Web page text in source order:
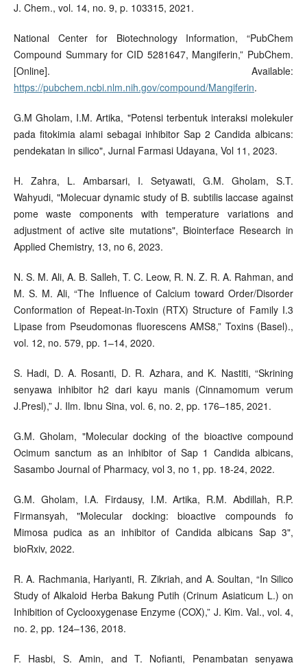
J. Chem., vol. 14, no. 9, p. 103315, 2021.
National Center for Biotechnology Information, “PubChem
Compound Summary for CID 5281647, Mangiferin,” PubChem.
[Online]. Available:
https://pubchem.ncbi.nlm.nih.gov/compound/Mangiferin.
G.M Gholam, I.M. Artika, "Potensi terbentuk interaksi molekuler
pada fitokimia alami sebagai inhibitor Sap 2 Candida albicans:
pendekatan in silico", Jurnal Farmasi Udayana, Vol 11, 2023.
H. Zahra, L. Ambarsari, I. Setyawati, G.M. Gholam, S.T.
Wahyudi, "Molecuar dynamic study of B. subtilis laccase against
pome waste components with temperature variations and
adjustment of active site mutations", Biointerface Research in
Applied Chemistry, 13, no 6, 2023.
N. S. M. Ali, A. B. Salleh, T. C. Leow, R. N. Z. R. A. Rahman, and
M. S. M. Ali, “The Influence of Calcium toward Order/Disorder
Conformation of Repeat-in-Toxin (RTX) Structure of Family I.3
Lipase from Pseudomonas fluorescens AMS8,” Toxins (Basel).,
vol. 12, no. 579, pp. 1–14, 2020.
S. Hadi, D. A. Rosanti, D. R. Azhara, and K. Nastiti, “Skrining
senyawa inhibitor h2 dari kayu manis (Cinnamomum verum
J.Presl),” J. Ilm. Ibnu Sina, vol. 6, no. 2, pp. 176–185, 2021.
G.M. Gholam, "Molecular docking of the bioactive compound
Ocimum sanctum as an inhibitor of Sap 1 Candida albicans,
Sasambo Journal of Pharmacy, vol 3, no 1, pp. 18-24, 2022.
G.M. Gholam, I.A. Firdausy, I.M. Artika, R.M. Abdillah, R.P.
Firmansyah, "Molecular docking: bioactive compounds fo
Mimosa pudica as an inhibitor of Candida albicans Sap 3",
bioRxiv, 2022.
R. A. Rachmania, Hariyanti, R. Zikriah, and A. Soultan, “In Silico
Study of Alkaloid Herba Bakung Putih (Crinum Asiaticum L.) on
Inhibition of Cyclooxygenase Enzyme (COX),” J. Kim. Val., vol. 4,
no. 2, pp. 124–136, 2018.
F. Hasbi, S. Amin, and T. Nofianti, Penambatan senyawa